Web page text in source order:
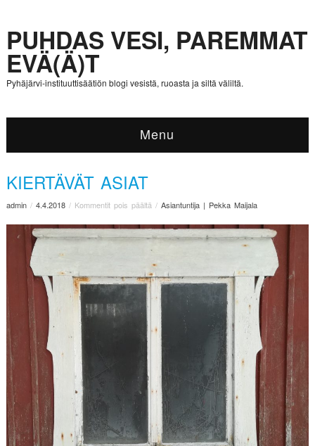
PUHDAS VESI, PAREMMAT
EVÄ(Ä)T
Pyhäjärvi-instituuttisäätiön blogi vesistä, ruoasta ja siltä väliltä.
Menu
KIERTÄVÄT ASIAT
admin/ 4.4.2018/ Kommentit pois päältä / Asiantuntija | Pekka Maijala